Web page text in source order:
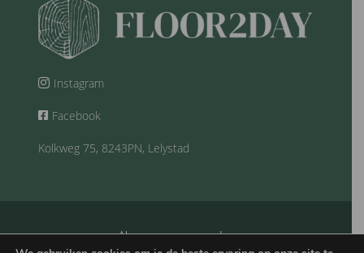
 Instagram
 Facebook
Kolkweg 75, 8243PN, Lelystad
Algemeene voorwaarden